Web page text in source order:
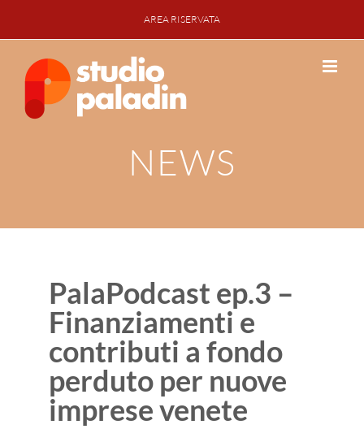
al
contenuto
AREA RISERVATA
NEWS
PalaPodcast ep.3 –
Finanziamenti e
contributi a fondo
perduto per nuove
imprese venete